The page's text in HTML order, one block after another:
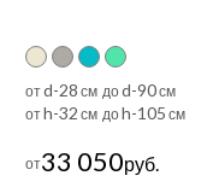
отd-28 см доd-90см
отh-32 см доh-105 см
от33 050руб.